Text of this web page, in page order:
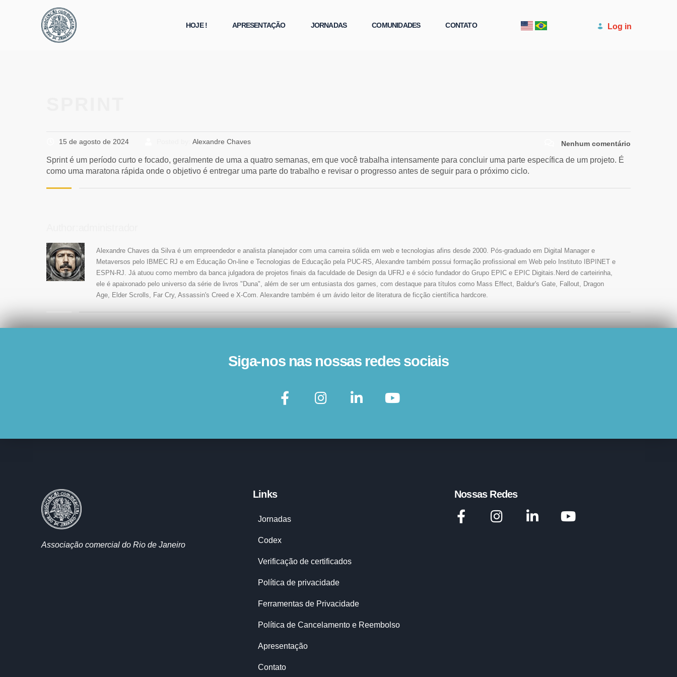
HOJE ! APRESENTAÇÃO JORNADAS COMUNIDADES CONTATO Log in
15 de agosto de 2024 Alexandre Chaves Nenhum comentário
Sprint é um período curto e focado, geralmente de uma a quatro semanas, em que você trabalha intensamente para concluir uma parte específica de um projeto. É
como uma maratona rápida onde o objetivo é entregar uma parte do trabalho e revisar o progresso antes de seguir para o próximo ciclo.
Alexandre Chaves da Silva é um empreendedor e analista planejador com uma carreira sólida em web e tecnologias afins desde 2000. Pós-graduado em Digital Manager e
Metaversos pelo IBMEC RJ e em Educação On-line e Tecnologias de Educação pela PUC-RS, Alexandre também possui formação profissional em Web pelo Instituto IBPINET e
ESPN-RJ. Já atuou como membro da banca julgadora de projetos finais da faculdade de Design da UFRJ e é sócio fundador do Grupo EPIC e EPIC Digitais.Nerd de carteirinha,
ele é apaixonado pelo universo da série de livros "Duna", além de ser um entusiasta dos games, com destaque para títulos como Mass Effect, Baldur's Gate, Fallout, Dragon
Age, Elder Scrolls, Far Cry, Assassin's Creed e X-Com. Alexandre também é um ávido leitor de literatura de ficção científica hardcore.
Siga-nos nas nossas redes sociais
Associação comercial do Rio de Janeiro
Links
Jornadas
Codex
Verificação de certificados
Política de privacidade
Ferramentas de Privacidade
Política de Cancelamento e Reembolso
Apresentação
Contato
Nossas Redes